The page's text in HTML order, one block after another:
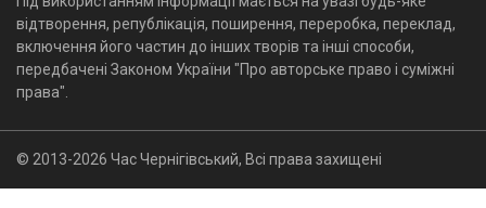
відтворення, републікація, поширення, переробка, переклад,
включення його частин до інших творів та інші способи,
передбачені Законом України "Про авторське право і суміжні
права".
© 2013-2026 Час Чернігівський, Всі права захищені